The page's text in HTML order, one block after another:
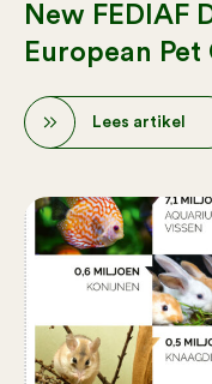
New FEDIAF
European
Lees artikel